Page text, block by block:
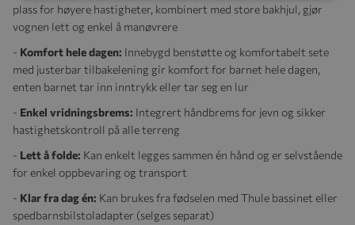
plass for høyere hastigheter, kombinert med store bakhjul, gjør
vognen lett og enkel å manøvrere
- Komfort hele dagen: Innebygd benstøtte og komfortabelt sete
med justerbar tilbakelening gir komfort for barnet hele dagen,
enten barnet tar inn inntrykk eller tar seg en lur
- Enkel vridningsbrems: Integrert håndbrems for jevn og sikker
hastighetskontroll på alle terreng
- Lett å folde: Kan enkelt legges sammen én hånd og er selvstående
for enkel oppbevaring og transport
- Klar fra dag én: Kan brukes fra fødselen med Thule bassinet eller
spedbarnsbilstoladapter (selges separat)